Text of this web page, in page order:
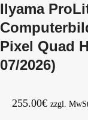
Ilyama
Pixel Quad
07/2026)
255.00€ zzgl.